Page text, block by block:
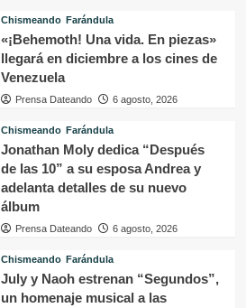
Chismeando Farándula
«¡Behemoth! Una vida. En piezas»
llegará en diciembre a los cines de
Venezuela
Prensa Dateando 6 agosto, 2026
Chismeando Farándula
Jonathan Moly dedica “Después
de las 10” a su esposa Andrea y
adelanta detalles de su nuevo
álbum
Prensa Dateando 6 agosto, 2026
Chismeando Farándula
July y Naoh estrenan “Segundos”,
un homenaje musical a las